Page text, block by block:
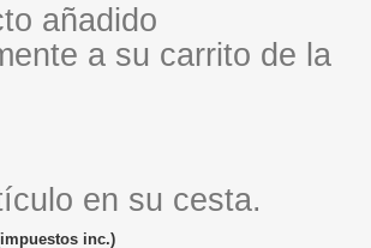
añadido
a su carrito de la
en su cesta.
inc.)